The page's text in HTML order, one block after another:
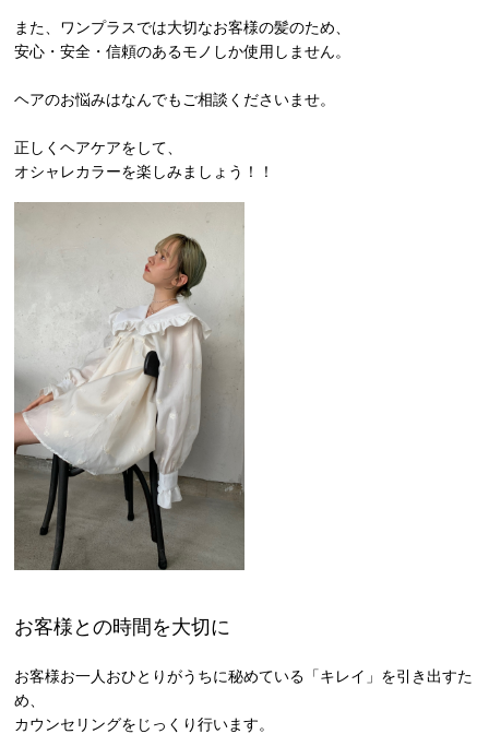
また、ワンプラスでは大切なお客様の髪のため、
安心・安全・信頼のあるモノしか使用しません。
ヘアのお悩みはなんでもご相談くださいませ。
正しくヘアケアをして、
オシャレカラーを楽しみましょう！！
お客様との時間を大切に
お客様お一人おひとりがうちに秘めている「キレイ」を引き出すた
め、
カウンセリングをじっくり行います。